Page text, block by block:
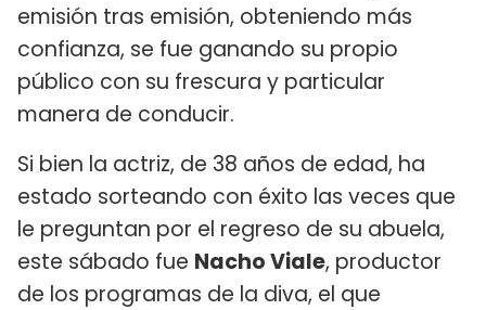
emisión tras emisión, obteniendo más
confianza, se fue ganando su propio
público con su frescura y particular
manera de conducir.
Si bien la actriz, de 38 años de edad, ha
estado sorteando con éxito las veces que
le preguntan por el regreso de su abuela,
este sábado fue Nacho Viale, productor
de los programas de la diva, el que